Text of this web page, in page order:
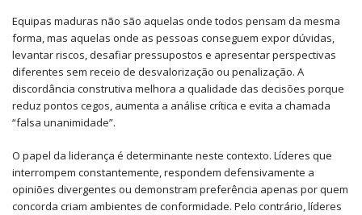
Equipas maduras não são aquelas onde todos pensam da mesma
forma, mas aquelas onde as pessoas conseguem expor dúvidas,
levantar riscos, desafiar pressupostos e apresentar perspectivas
diferentes sem receio de desvalorização ou penalização. A
discordância construtiva melhora a qualidade das decisões porque
reduz pontos cegos, aumenta a análise crítica e evita a chamada
“falsa unanimidade”.
O papel da liderança é determinante neste contexto. Líderes que
interrompem constantemente, respondem defensivamente a
opiniões divergentes ou demonstram preferência apenas por quem
concorda criam ambientes de conformidade. Pelo contrário, líderes